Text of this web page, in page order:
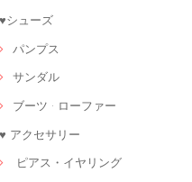
♥シューズ
パンプス
サンダル
ブーツ · ローファー
♥ アクセサリー
ピアス・イヤリング